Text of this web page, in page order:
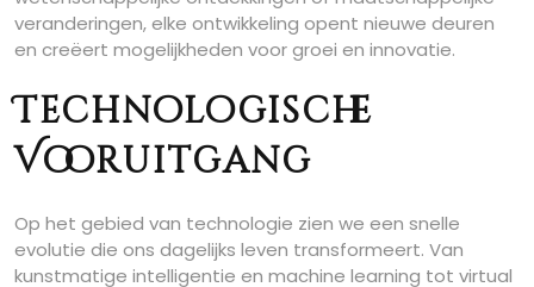
veranderingen, elke ontwikkeling opent nieuwe deuren
en creëert mogelijkheden voor groei en innovatie.
Technologische
Vooruitgang
Op het gebied van technologie zien we een snelle
evolutie die ons dagelijks leven transformeert. Van
kunstmatige intelligentie en machine learning tot virtual